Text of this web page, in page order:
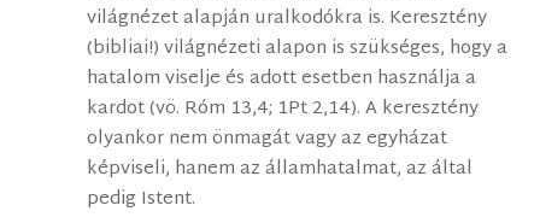
világnézet alapján uralkodókra is. Keresztény
(bibliai!) világnézeti alapon is szükséges, hogy a
hatalom viselje és adott esetben használja a
kardot (vö. Róm 13,4; 1Pt 2,14). A keresztény
olyankor nem önmagát vagy az egyházat
képviseli, hanem az államhatalmat, az által
pedig Istent.